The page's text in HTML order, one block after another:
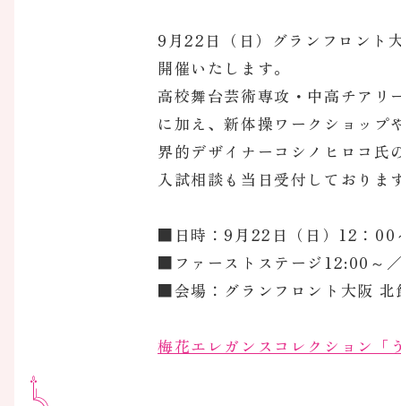
9月22日（日）グランフロント
開催いたします。
高校舞台芸術専攻・中高チアリ
に加え、新体操ワークショッ
界的デザイナーコシノヒロコ氏
入試相談も当日受付しており
■日時：9月22日（日）12：00
■ファーストステージ12:00～
■会場：グランフロント大阪
梅花エレガンスコレクション「